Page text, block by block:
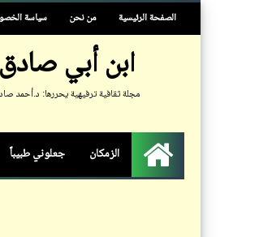
الصفحة الرئيسية من نحن سياسة
ابن أبي صادق
مجلة ثقافية ترفيهية يحررها: د.أحمد
الرئيسية
الزمكان جعلوني طبيباً